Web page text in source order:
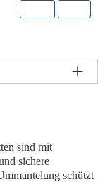
sind mit
sichere
schützt